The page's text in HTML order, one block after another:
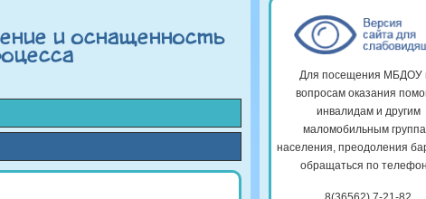
и оснащенность
Для посещения МБДОУ
вопросам оказания
инвалидам и другим
маломобильным
населения, преодоления
обращаться по